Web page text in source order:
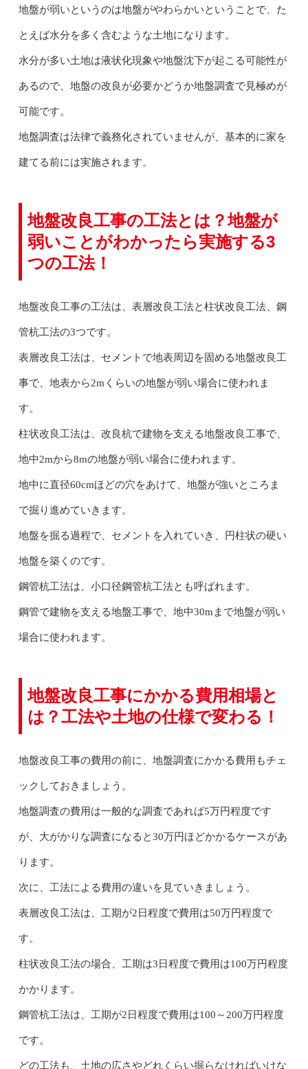
地盤が弱いというのは地盤がやわらかいということで、た
とえば水分を多く含むような土地になります。
水分が多い土地は液状化現象や地盤沈下が起こる可能性が
あるので、地盤の改良が必要かどうか地盤調査で見極めが
可能です。
地盤調査は法律で義務化されていませんが、基本的に家を
建てる前には実施されます。
地盤改良工事の工法とは？地盤が
弱いことがわかったら実施する3
つの工法！
地盤改良工事の工法は、表層改良工法と柱状改良工法、鋼
管杭工法の3つです。
表層改良工法は、セメントで地表周辺を固める地盤改良工
事で、地表から2mくらいの地盤が弱い場合に使われま
す。
柱状改良工法は、改良杭で建物を支える地盤改良工事で、
地中2mから8mの地盤が弱い場合に使われます。
地中に直径60cmほどの穴をあけて、地盤が強いところま
で掘り進めていきます。
地盤を掘る過程で、セメントを入れていき、円柱状の硬い
地盤を築くのです。
鋼管杭工法は、小口径鋼管杭工法とも呼ばれます。
鋼管で建物を支える地盤工事で、地中30mまで地盤が弱い
場合に使われます。
地盤改良工事にかかる費用相場と
は？工法や土地の仕様で変わる！
地盤改良工事の費用の前に、地盤調査にかかる費用もチェ
ックしておきましょう。
地盤調査の費用は一般的な調査であれば5万円程度です
が、大がかりな調査になると30万円ほどかかるケースがあ
ります。
次に、工法による費用の違いを見ていきましょう。
表層改良工法は、工期が2日程度で費用は50万円程度で
す。
柱状改良工法の場合、工期は3日程度で費用は100万円程度
かかります。
鋼管杭工法は、工期が2日程度で費用は100～200万円程度
です。
どの工法も、土地の広さやどれくらい掘らなければいけな